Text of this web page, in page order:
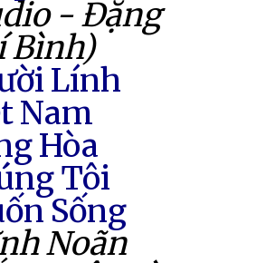
- Đặng
Bình)
Lính
Nam
Hòa
Tôi
Sống
Noãn